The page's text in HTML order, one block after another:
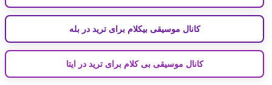
کانال موسیقی بیکلام برای ترید در بله
کانال موسیقی بی کلام برای ترید در ایتا